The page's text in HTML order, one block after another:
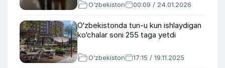
O‘zbekiston 00:09 / 24.01.2026
O‘zbekistonda tun-u kun ishlaydigan
ko‘chalar soni 255 taga yetdi
O‘zbekiston 17:15 / 19.11.2025